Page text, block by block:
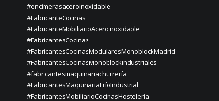
#encimerasaceroinoxidable
#FabricanteCocinas
#FabricanteMobiliarioAceroInoxidable
#FabricantesCocinas
#FabricantesCocinasModularesMonoblockMadrid
#FabricantesCocinasMonoblockIndustriales
#fabricantesmaquinariachurrería
#FabricantesMaquinariaFríoIndustrial
#FabricantesMobiliarioCocinasHostelería